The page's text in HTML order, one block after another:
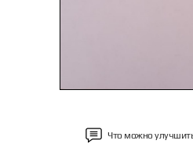
Что можно